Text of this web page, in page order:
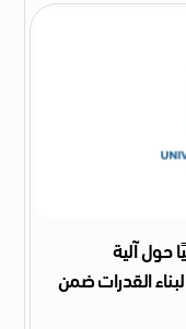
حول آلية
القدرات ضمن